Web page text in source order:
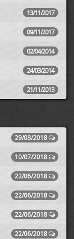
13/11/2017
09/11/2017
02/04/2014
24/03/2014
21/11/2013
29/08/2018
10/07/2018
22/06/2018
22/06/2018
22/06/2018
22/06/2018